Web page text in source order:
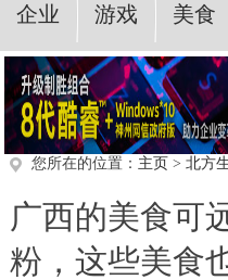
企业 游戏 美食
您所在的位置： 主页 > 北方
广西的美食可
粉，这些美食